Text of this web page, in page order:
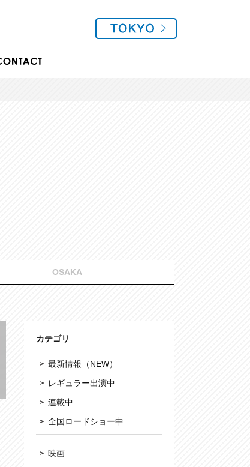
OSAKA
カテゴリ
最新情報（NEW）
レギュラー出演中
連載中
全国ロードショー中
映画